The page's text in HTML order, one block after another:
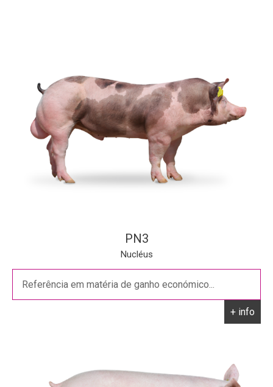
PN3
Nucléus
Referência em matéria de ganho económico...
+ info